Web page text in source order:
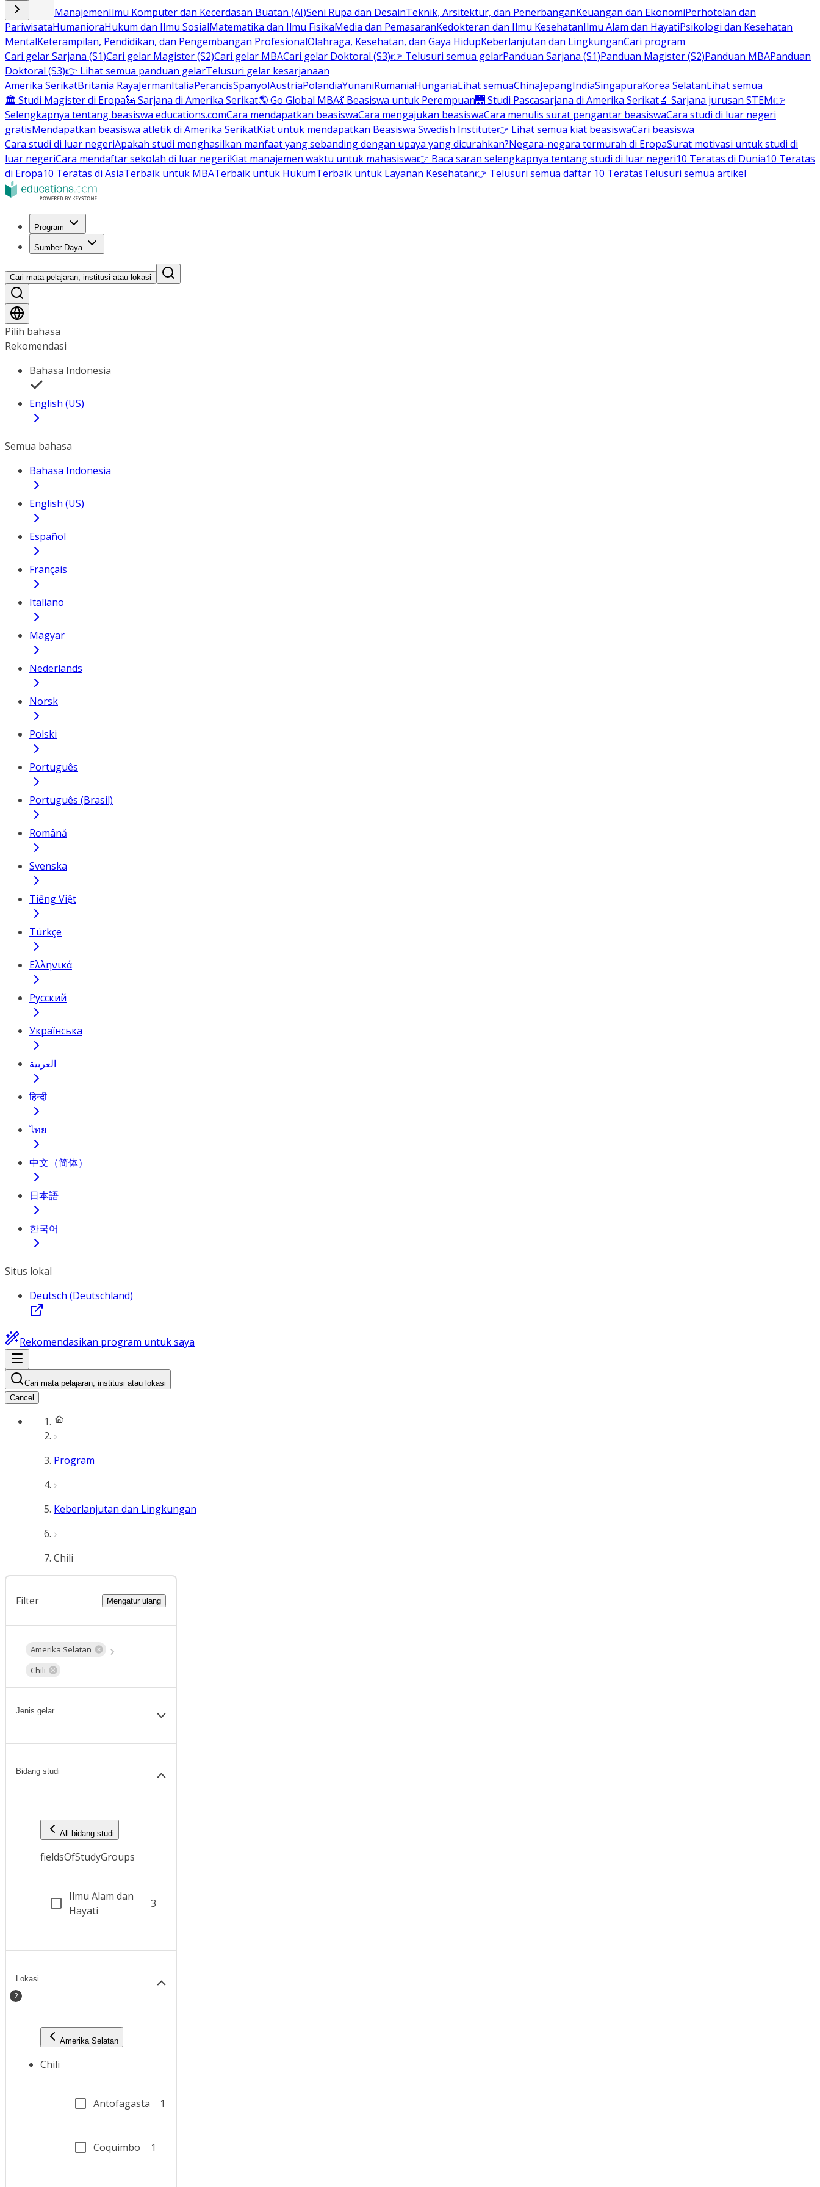
Bisnis dan ManajemenIlmu Komputer dan Kecerdasan Buatan (AI)Seni Rupa dan DesainTeknik, Arsitektur, dan PenerbanganKeuangan dan EkonomiPerhotelan dan
PariwisataHumanioraHukum dan Ilmu SosialMatematika dan Ilmu FisikaMedia dan PemasaranKedokteran dan Ilmu KesehatanIlmu Alam dan HayatiPsikologi dan Kesehatan
MentalKeterampilan, Pendidikan, dan Pengembangan ProfesionalOlahraga, Kesehatan, dan Gaya HidupKeberlanjutan dan LingkunganCari program
Cari gelar Sarjana (S1)Cari gelar Magister (S2)Cari gelar MBACari gelar Doktoral (S3)👉 Telusuri semua gelarPanduan Sarjana (S1)Panduan Magister (S2)Panduan MBAPanduan
Doktoral (S3)👉 Lihat semua panduan gelarTelusuri gelar kesarjanaan
Amerika SerikatBritania RayaJermanItaliaPerancisSpanyolAustriaPolandiaYunaniRumaniaHungariaLihat semuaChinaJepangIndiaSingapuraKorea SelatanLihat semua
🏛 Studi Magister di Eropa🗽 Sarjana di Amerika Serikat🌎 Go Global MBA💃 Beasiswa untuk Perempuan🌉 Studi Pascasarjana di Amerika Serikat🔬 Sarjana jurusan STEM👉
Selengkapnya tentang beasiswa educations.comCara mendapatkan beasiswaCara mengajukan beasiswaCara menulis surat pengantar beasiswaCara studi di luar negeri
gratisMendapatkan beasiswa atletik di Amerika SerikatKiat untuk mendapatkan Beasiswa Swedish Institute👉 Lihat semua kiat beasiswaCari beasiswa
Cara studi di luar negeriApakah studi menghasilkan manfaat yang sebanding dengan upaya yang dicurahkan?Negara-negara termurah di EropaSurat motivasi untuk studi di
luar negeriCara mendaftar sekolah di luar negeriKiat manajemen waktu untuk mahasiswa👉 Baca saran selengkapnya tentang studi di luar negeri10 Teratas di Dunia10 Teratas
di Eropa10 Teratas di AsiaTerbaik untuk MBATerbaik untuk HukumTerbaik untuk Layanan Kesehatan👉 Telusuri semua daftar 10 TeratasTelusuri semua artikel
Program
Sumber Daya
Cari mata pelajaran, institusi atau lokasi
Pilih bahasa
Rekomendasi
Bahasa Indonesia
English (US)
Semua bahasa
Bahasa Indonesia
English (US)
Español
Français
Italiano
Magyar
Nederlands
Norsk
Polski
Português
Português (Brasil)
Română
Svenska
Tiếng Việt
Türkçe
Ελληνικά
Русский
Українська
العربية
हिन्दी
ไทย
中文（简体）
日本語
한국어
Situs lokal
Deutsch (Deutschland)
Rekomendasikan program untuk saya
Cari mata pelajaran, institusi atau lokasi
Cancel
Program
Keberlanjutan dan Lingkungan
Chili
Filter Mengatur ulang
Amerika Selatan
Chili
Jenis gelar
Bidang studi
All bidang studi
fieldsOfStudyGroups
Ilmu Alam dan
Hayati
3
Lokasi
2
Amerika Selatan
Chili
Antofagasta 1
Coquimbo 1